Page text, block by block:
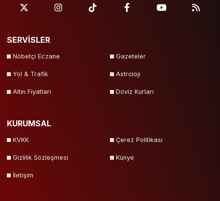
SERVİSLER
Nöbetçi Eczane Gazeteler
Yol & Trafik Astroloji
Altın Fiyatları Döviz Kurları
KURUMSAL
KVKK Çerez Politikası
Gizlilik Sözleşmesi Künye
İletişim